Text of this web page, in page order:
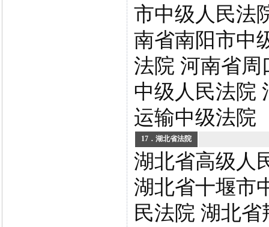
市中级人民法
南省南阳市中
法院 河南省周
中级人民法院
运输中级法院
17．湖北省法院
湖北省高级人
湖北省十堰市
民法院 湖北